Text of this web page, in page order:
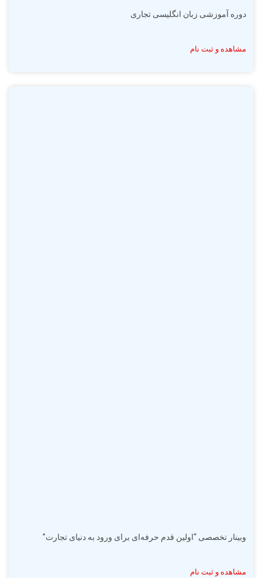
دوره آموزشی زبان انگلیسی تجاری
مشاهده و ثبت نام
وبینار تخصصی “اولین قدم حرفه‌ای برای ورود به دنیای تجارت”
مشاهده و ثبت نام